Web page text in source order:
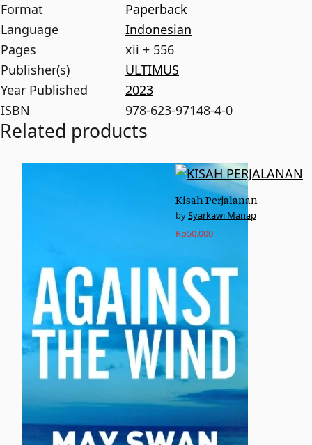
Format
Paperback
Language
Indonesian
Pages
xii + 556
Publisher(s)
ULTIMUS
Year Published
2023
ISBN
978-623-97148-4-0
Related products
Kisah Perjalanan
Syarkawi Manap
Rp50.000